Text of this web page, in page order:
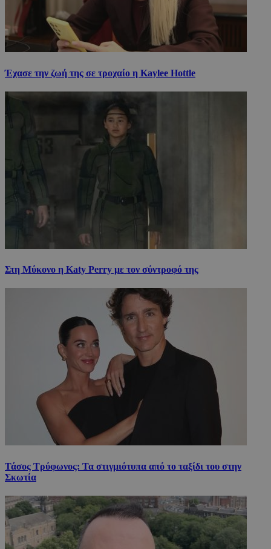
Έχασε την ζωή της σε τροχαίο η Kaylee Hottle
Στη Μύκονο η Katy Perry με τον σύντροφό της
Τάσος Τρύφωνος: Τα στιγμιότυπα από το ταξίδι του στην
Σκωτία